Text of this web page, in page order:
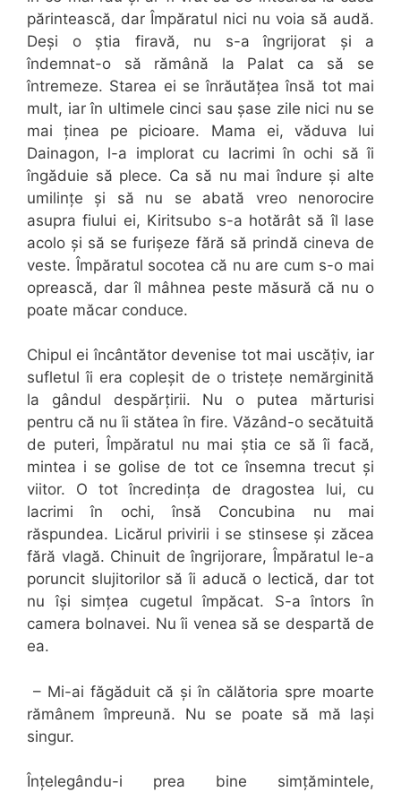
părintească, dar Împăratul nici nu voia să audă.
Deși o știa firavă, nu s-a îngrijorat și a
îndemnat-o să rămână la Palat ca să se
întremeze. Starea ei se înrăutățea însă tot mai
mult, iar în ultimele cinci sau șase zile nici nu se
mai ținea pe picioare. Mama ei, văduva lui
Dainagon, l-a implorat cu lacrimi în ochi să îi
îngăduie să plece. Ca să nu mai îndure și alte
umilințe și să nu se abată vreo nenorocire
asupra fiului ei, Kiritsubo s-a hotărât să îl lase
acolo și să se furișeze fără să prindă cineva de
veste. Împăratul socotea că nu are cum s-o mai
oprească, dar îl mâhnea peste măsură că nu o
poate măcar conduce.
Chipul ei încântător devenise tot mai uscățiv, iar
sufletul îi era copleșit de o tristețe nemărginită
la gândul despărțirii. Nu o putea mărturisi
pentru că nu îi stătea în fire. Văzând-o secătuită
de puteri, Împăratul nu mai știa ce să îi facă,
mintea i se golise de tot ce însemna trecut și
viitor. O tot încredința de dragostea lui, cu
lacrimi în ochi, însă Concubina nu mai
răspundea. Licărul privirii i se stinsese și zăcea
fără vlagă. Chinuit de îngrijorare, Împăratul le-a
poruncit slujitorilor să îi aducă o lectică, dar tot
nu își simțea cugetul împăcat. S-a întors în
camera bolnavei. Nu îi venea să se despartă de
ea.
– Mi-ai făgăduit că și în călătoria spre moarte
rămânem împreună. Nu se poate să mă lași
singur.
Înțelegându-i prea bine simțămintele,